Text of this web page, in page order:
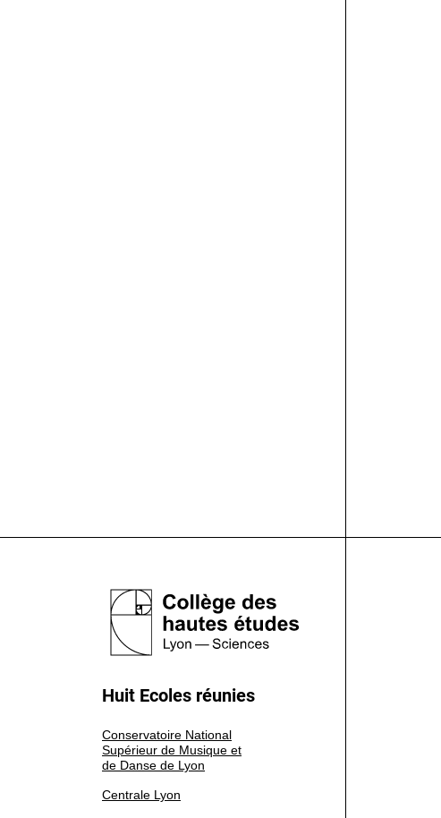
Huit Ecoles réunies
Conservatoire National
Supérieur de Musique et
de Danse de Lyon
Centrale Lyon